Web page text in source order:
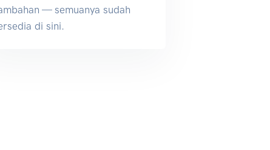
— semuanya sudah
di sini.